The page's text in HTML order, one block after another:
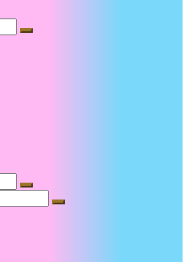
Suche
Suche
Suche